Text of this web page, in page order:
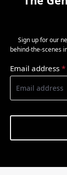
Sign up for our
behind-the-scenes
Email address *